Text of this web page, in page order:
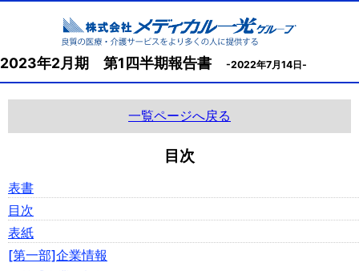
2023年2月期 第1四半期報告書 -2022年7月14日-
一覧ページへ戻る
目次
表書
目次
表紙
[第一部]企業情報